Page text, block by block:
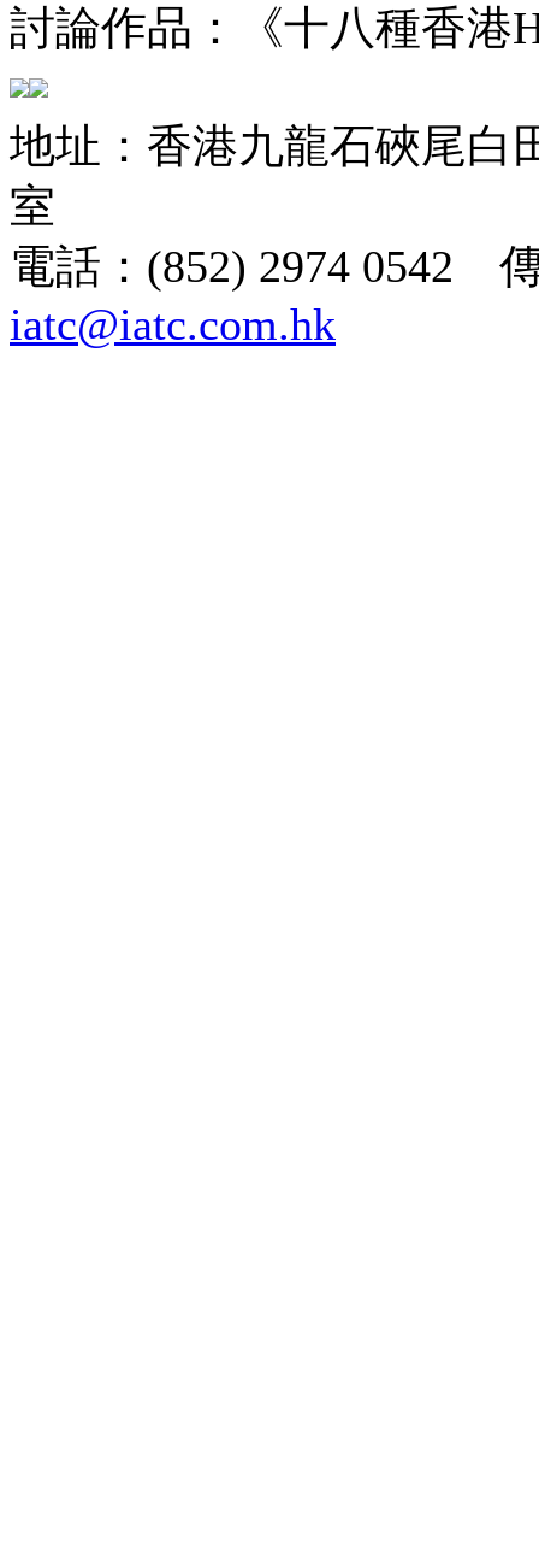
討論作品：《十八種香港
地址：香港九龍石硤尾白
室
電話：(852) 2974 0542
iatc@iatc.com.hk